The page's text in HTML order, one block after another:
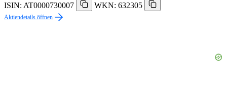
ISIN: AT0000730007
WKN: 632305
Aktiendetails öffnen